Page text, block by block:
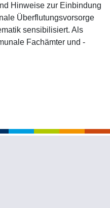
Hinweise zur Einbindung
Überflutungsvorsorge
sensibilisiert. Als
Fachämter und -